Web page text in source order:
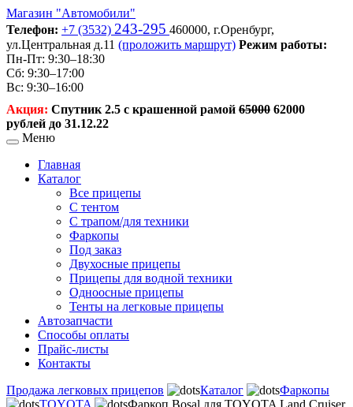
Магазин "Автомобили"
Телефон: +7 (3532) 243-295 460000, г.Оренбург,
ул.Центральная д.11 (проложить маршрут) Режим работы:
Пн-Пт: 9:30–18:30
Сб: 9:30–17:00
Вс: 9:30–16:00
Акция: Спутник 2.5 с крашенной рамой 65000 62000
рублей до 31.12.22
Меню
Главная
Каталог
Все прицепы
С тентом
С трапом/для техники
Фаркопы
Под заказ
Двухосные прицепы
Прицепы для водной техники
Одноосные прицепы
Тенты на легковые прицепы
Автозапчасти
Способы оплаты
Прайс-листы
Контакты
Продажа легковых прицепов
Каталог
Фаркопы
TOYOTA
Фаркоп Bosal для TOYOTA Land Cruiser